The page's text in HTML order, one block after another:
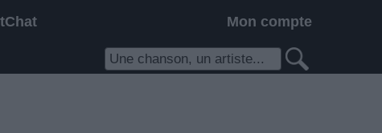
tChat Mon compte